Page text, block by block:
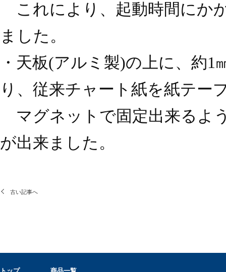
これにより、起動時間にか
ました。
・天板(アルミ製)の上に、約
り、従来チャート紙を紙テー
マグネットで固定出来るよ
が出来ました。
古い記事へ